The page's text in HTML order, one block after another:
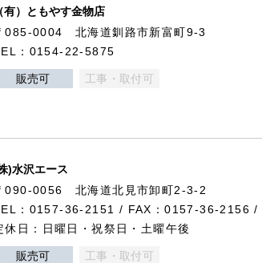
有）ともやす金物店
085-0004 北海道釧路市新富町9-3
：0154-22-5875
販売可 工事・取付可
)水沢エース
090-0056 北海道北見市卸町2-3-2
：0157-36-2151 / FAX：0157-36-2156
休日：日曜日・祝祭日・土曜午後
販売可 工事・取付可